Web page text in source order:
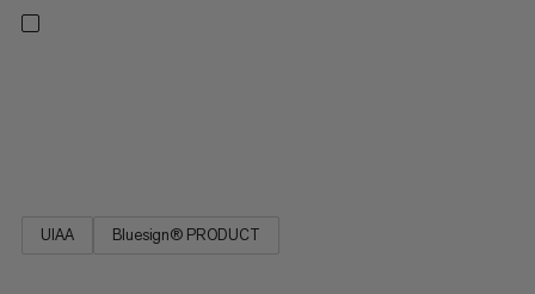
UIAA Bluesign® PRODUCT